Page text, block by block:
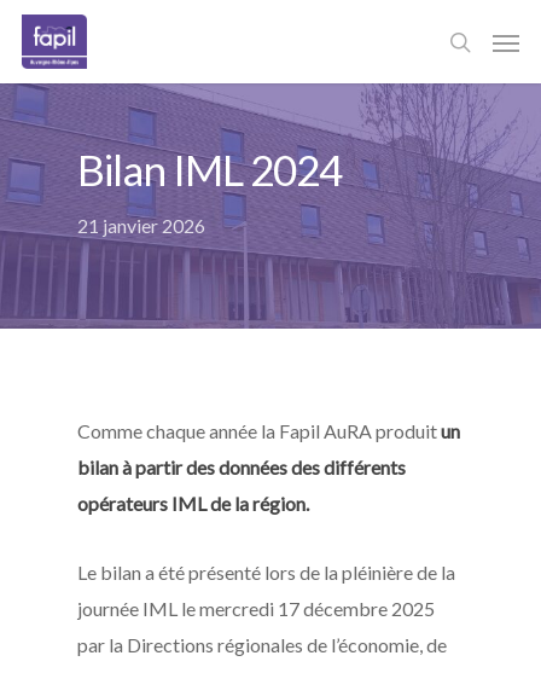
Skip
main
content
Bilan IML 2024
21 janvier 2026
Comme chaque année la Fapil AuRA produitun
bilan à partir des données des différents
opérateurs IML de la région.
Le bilan a été présenté lors de la pléinière de la
journée IML le mercredi 17 décembre 2025
par la Directions régionales de l’économie, de